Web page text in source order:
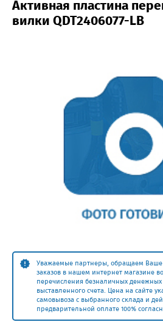
Активная пластина
вилки QDT2406077-LB
Уважаемые партнеры, обращаем Ваше
заказов в нашем интернет магазине
перечисления безналичных денежных
выставленного счета. Цена на сайте
самовывоза с выбранного склада и
предварительной оплате 100%